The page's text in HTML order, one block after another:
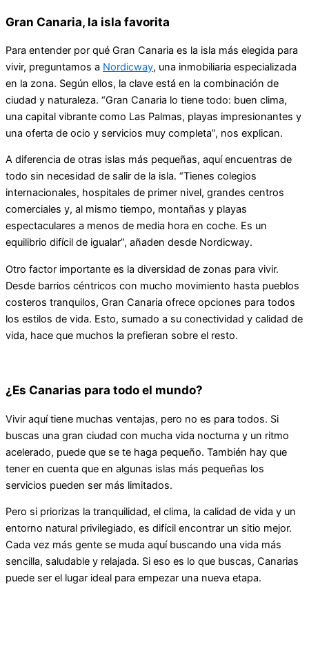
Gran Canaria, la isla favorita
Para entender por qué Gran Canaria es la isla más elegida para
vivir, preguntamos a Nordicway, una inmobiliaria especializada
en la zona. Según ellos, la clave está en la combinación de
ciudad y naturaleza. “Gran Canaria lo tiene todo: buen clima,
una capital vibrante como Las Palmas, playas impresionantes y
una oferta de ocio y servicios muy completa”, nos explican.
A diferencia de otras islas más pequeñas, aquí encuentras de
todo sin necesidad de salir de la isla. “Tienes colegios
internacionales, hospitales de primer nivel, grandes centros
comerciales y, al mismo tiempo, montañas y playas
espectaculares a menos de media hora en coche. Es un
equilibrio difícil de igualar”, añaden desde Nordicway.
Otro factor importante es la diversidad de zonas para vivir.
Desde barrios céntricos con mucho movimiento hasta pueblos
costeros tranquilos, Gran Canaria ofrece opciones para todos
los estilos de vida. Esto, sumado a su conectividad y calidad de
vida, hace que muchos la prefieran sobre el resto.
¿Es Canarias para todo el mundo?
Vivir aquí tiene muchas ventajas, pero no es para todos. Si
buscas una gran ciudad con mucha vida nocturna y un ritmo
acelerado, puede que se te haga pequeño. También hay que
tener en cuenta que en algunas islas más pequeñas los
servicios pueden ser más limitados.
Pero si priorizas la tranquilidad, el clima, la calidad de vida y un
entorno natural privilegiado, es difícil encontrar un sitio mejor.
Cada vez más gente se muda aquí buscando una vida más
sencilla, saludable y relajada. Si eso es lo que buscas, Canarias
puede ser el lugar ideal para empezar una nueva etapa.